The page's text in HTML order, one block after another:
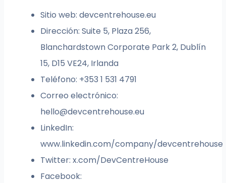
Sitio web: devcentrehouse.eu
Dirección: Suite 5, Plaza 256,
Blanchardstown Corporate Park 2, Dublín
15, D15 VE24, Irlanda
Teléfono: +353 1 531 4791
Correo electrónico:
hello@devcentrehouse.eu
LinkedIn:
www.linkedin.com/company/devcentrehouse
Twitter: x.com/DevCentreHouse
Facebook: